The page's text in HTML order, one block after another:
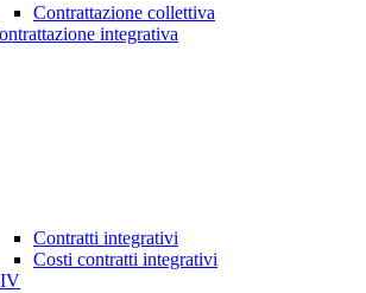
Contrattazione collettiva
integrativa
Contratti integrativi
Costi contratti integrativi